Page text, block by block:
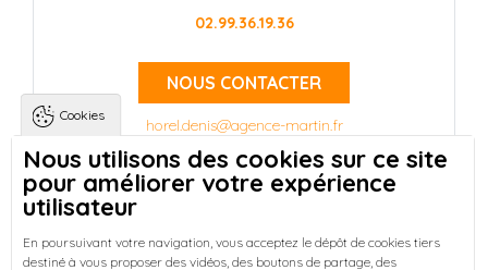
02.99.36.19.36
NOUS CONTACTER
horel.denis@agence-martin.fr
Landing pagesQui sommes-nous ?
-
Réussir votre achat immobilier à Rennes
-
Cookies
Nous utilisons des cookies sur ce site
pour améliorer votre expérience
utilisateur
En poursuivant votre navigation, vous acceptez le dépôt de cookies tiers
destiné à vous proposer des vidéos, des boutons de partage, des